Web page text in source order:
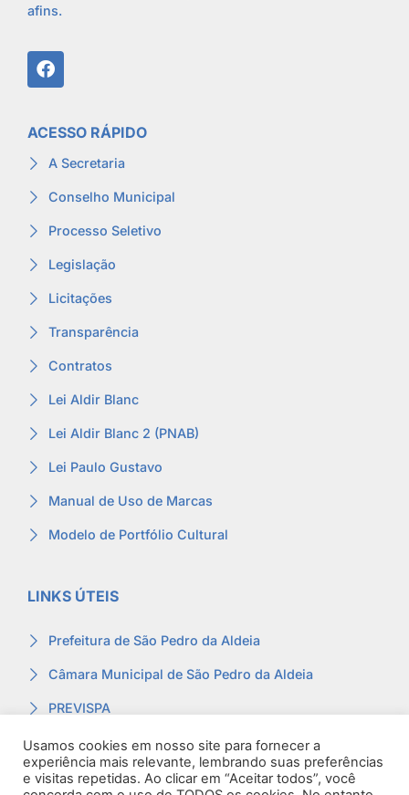
afins.
ACESSO RÁPIDO
A Secretaria
Conselho Municipal
Processo Seletivo
Legislação
Licitações
Transparência
Contratos
Lei Aldir Blanc
Lei Aldir Blanc 2 (PNAB)
Lei Paulo Gustavo
Manual de Uso de Marcas
Modelo de Portfólio Cultural
LINKS ÚTEIS
Prefeitura de São Pedro da Aldeia
Câmara Municipal de São Pedro da Aldeia
PREVISPA
Ouvidoria
Contracheque
Usamos cookies em nosso site para fornecer a
experiência mais relevante, lembrando suas preferências
e visitas repetidas. Ao clicar em “Aceitar todos”, você